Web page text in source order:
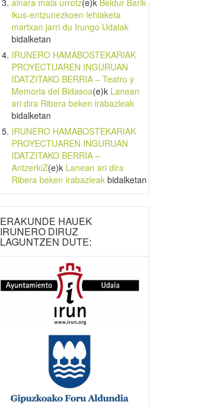
ainara maia urrotz(e)k Beldur Barik
ikus-entzunezkoen lehiaketa
martxan jarri du Irungo Udalak
bidalketan
IRUNERO HAMABOSTEKARIAK
PROYECTUAREN INGURUAN
IDATZITAKO BERRIA – Teatro y
Memoria del Bidasoa(e)k Lanean
ari dira Ribera beken irabazleak
bidalketan
IRUNERO HAMABOSTEKARIAK
PROYECTUAREN INGURUAN
IDATZITAKO BERRIA –
AntzerkiZ(e)k Lanean ari dira
Ribera beken irabazleakbidalketan
ERAKUNDE HAUEK
IRUNERO DIRUZ
LAGUNTZEN DUTE: